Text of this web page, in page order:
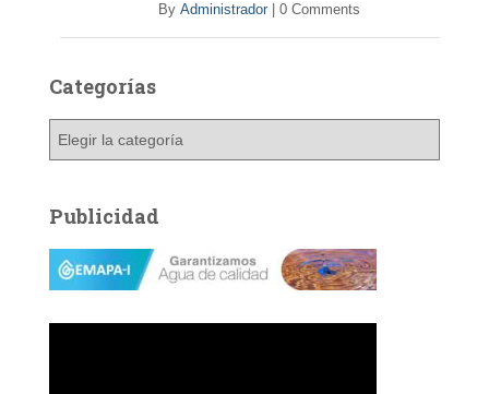
By Administrador 0 Comments
Categorías
g
o
a
Publicidad